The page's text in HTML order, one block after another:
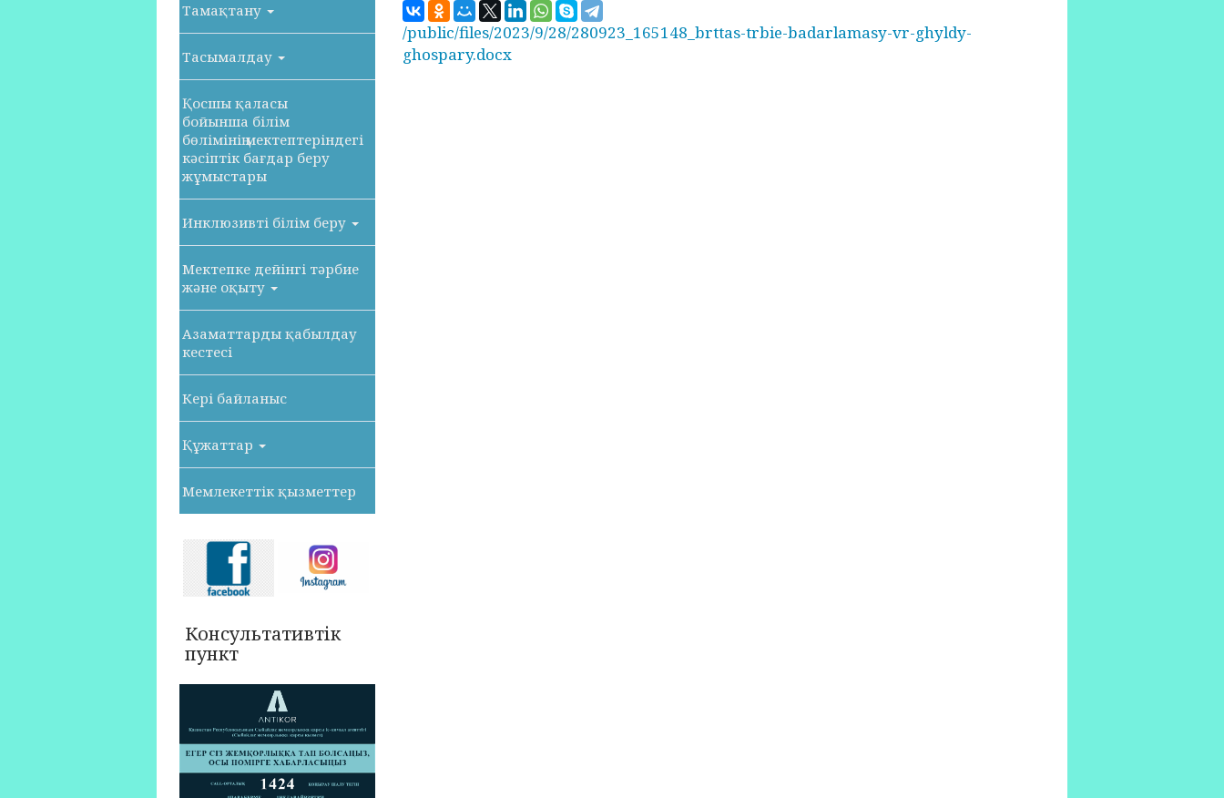
Тамақтану
Тасымалдау
Қосшы қаласы
бойынша білім
бөлімінің мектептеріндегі
кәсіптік бағдар беру
жұмыстары
Инклюзивті білім беру
Мектепке дейінгі тәрбие
және оқыту
Азаматтарды қабылдау
кестесі
Кері байланыс
Құжаттар
Мемлекеттік қызметтер
Консультативтік
пункт
/public/files/2023/9/28/280923_165148_brttas-trbie-badarlamasy-vr-ghyldy-
ghospary.docx